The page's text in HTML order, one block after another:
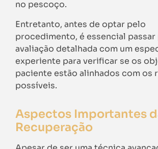
no pescoço.
Entretanto, antes de optar pelo
procedimento, é essencial passar
avaliação detalhada com um
experiente para verificar se os
paciente estão alinhados com os
possíveis.
Aspectos Importantes
Recuperação